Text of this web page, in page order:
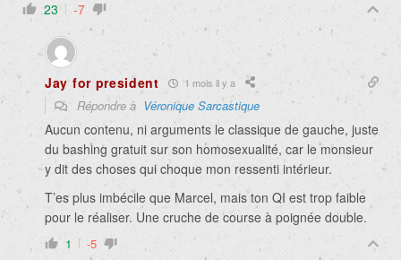
23 -7
Jay for president 1 mois il y a
Répondre à Véronique Sarcastique
Aucun contenu, ni arguments le classique de gauche, juste
du bashing gratuit sur son homosexualité, car le monsieur
y dit des choses qui choque mon ressenti intérieur.
T’es plus imbécile que Marcel, mais ton QI est trop faible
pour le réaliser. Une cruche de course à poignée double.
1 -5